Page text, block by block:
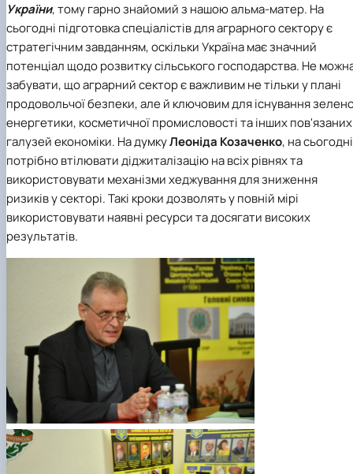
України, тому гарно знайомий з нашою альма-матер. На
сьогодні підготовка спеціалістів для аграрного сектору є
стратегічним завданням, оскільки Україна має значний
потенціал щодо розвитку сільського господарства. Не
забувати, що аграрний сектор є важливим не тільки у плані
продовольчої безпеки, але й ключовим для існування
енергетики, косметичної промисловості та інших пов'язаних
галузей економіки. На думкуЛеоніда Козаченко, на сьогодні
потрібно втілювати діджиталізацію на всіх рівнях та
використовувати механізми хеджування для зниження
ризиків у секторі. Такі кроки дозволять у повній мірі
використовувати наявні ресурси та досягати високих
результатів.